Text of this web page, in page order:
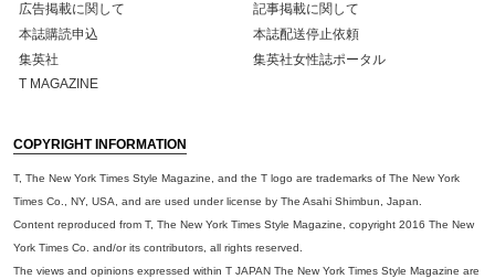
広告掲載に関して
記事掲載に関して
本誌購読申込
本誌配送停止依頼
集英社
集英社女性誌ポータル
T MAGAZINE
COPYRIGHT INFORMATION
T, The New York Times Style Magazine, and the T logo are trademarks of The New York
Times Co., NY, USA, and are used under license by The Asahi Shimbun, Japan.
Content reproduced from T, The New York Times Style Magazine, copyright 2016 The New
York Times Co. and/or its contributors, all rights reserved.
The views and opinions expressed within T JAPAN The New York Times Style Magazine are